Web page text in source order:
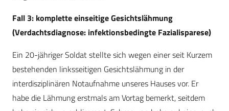
Fall 3: komplette einseitige Gesichtslähmung
(Verdachtsdiagnose: infektionsbedingte Fazialisparese)
Ein 20-jähriger Soldat stellte sich wegen einer seit Kurzem
bestehenden linksseitigen Gesichtslähmung in der
interdisziplinären Notaufnahme unseres Hauses vor. Er
habe die Lähmung erstmals am Vortag bemerkt, seitdem